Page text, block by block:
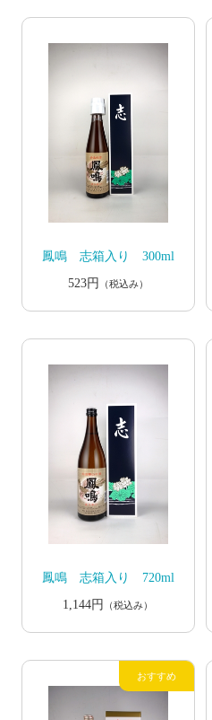
鳳鳴 志箱入り 300ml
523円
（税込み）
鳳鳴 志箱入り 720ml
1,144円
（税込み）